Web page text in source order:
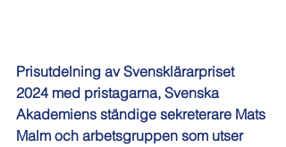
Prisutdelning av Svensklärarpriset
2024 med pristagarna, Svenska
Akademiens ständige sekreterare Mats
Malm och arbetsgruppen som utser